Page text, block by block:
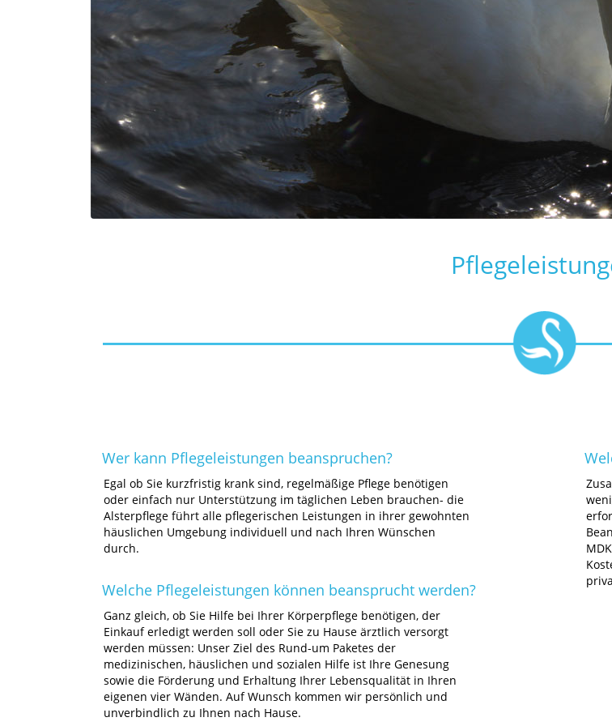
Wer kann Pflegeleistungen beanspruchen?
Egal ob Sie kurzfristig krank sind, regelmäßige Pflege benötigen
oder einfach nur Unterstützung im täglichen Leben brauchen- die
Alsterpflege führt alle pflegerischen Leistungen in ihrer gewohnten
häuslichen Umgebung individuell und nach Ihren Wünschen
durch.
Welche Pflegeleistungen können beansprucht werden?
Ganz gleich, ob Sie Hilfe bei Ihrer Körperpflege benötigen, der
Einkauf erledigt werden soll oder Sie zu Hause ärztlich versorgt
werden müssen: Unser Ziel des Rund-um Paketes der
medizinischen, häuslichen und sozialen Hilfe ist Ihre Genesung
sowie die Förderung und Erhaltung Ihrer Lebensqualität in Ihren
eigenen vier Wänden. Auf Wunsch kommen wir persönlich und
unverbindlich zu Ihnen nach Hause.